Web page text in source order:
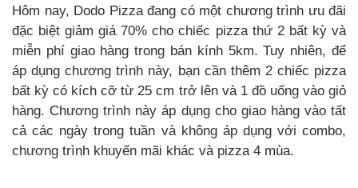
Hôm nay, Dodo Pizza đang có một chương trình ưu đãi
đặc biệt giảm giá 70% cho chiếc pizza thứ 2 bất kỳ và
miễn phí giao hàng trong bán kính 5km. Tuy nhiên, để
áp dụng chương trình này, bạn cần thêm 2 chiếc pizza
bất kỳ có kích cỡ từ 25 cm trở lên và 1 đồ uống vào giỏ
hàng. Chương trình này áp dụng cho giao hàng vào tất
cả các ngày trong tuần và không áp dụng với combo,
chương trình khuyến mãi khác và pizza 4 mùa.